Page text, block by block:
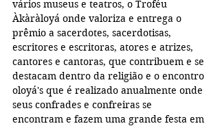
vários museus e teatros, o Troféu
Àkàràloyá onde valoriza e entrega o
prêmio a sacerdotes, sacerdotisas,
escritores e escritoras, atores e atrizes,
cantores e cantoras, que contribuem e se
destacam dentro da religião e o encontro
oloyá's que é realizado anualmente onde
seus confrades e confreiras se
encontram e fazem uma grande festa em